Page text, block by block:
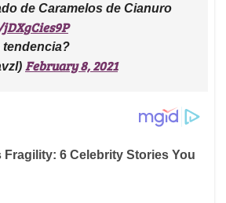
de Caramelos de Cianuro
February 8, 2021